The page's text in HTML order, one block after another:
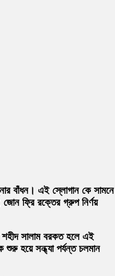
বাঁধন। এই স্লোগান কে সামনে
জোন ফ্রি রক্তের গ্রুপ নির্ণয়
শহীদ সালাম বরকত হলে এই
শুরু হয়ে সন্ধ্যা পর্যন্ত চলমান